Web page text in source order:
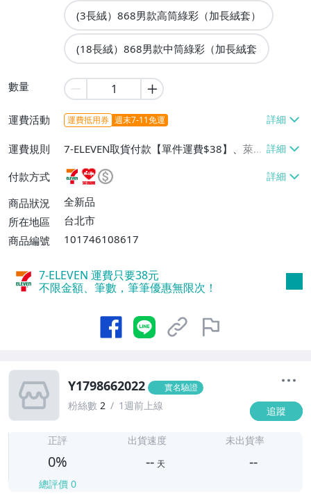
(3長絨）868男款高筒綠彩（加長絨套）
(18長絨）868男款中筒綠彩（加長絨套
數量
運費活動 運費抵用券 週末7-11免運
運費規則
7-ELEVEN取貨付款【單件運費$38】、萊爾
富取貨付款【單件運費$60】、宅配/貨運
【單件運費$60】
付款方式
商品狀況
全新品
所在地區
台北市
商品編號
101746108617
7-ELEVEN 運費只要38元
不限金額、筆數，筆筆優惠無限次！
Y1798662022 實名驗證
粉絲數 2 1週前上線 追蹤
正評
0%
總評價 0
出貨速度
-- 天
未出貨率
--